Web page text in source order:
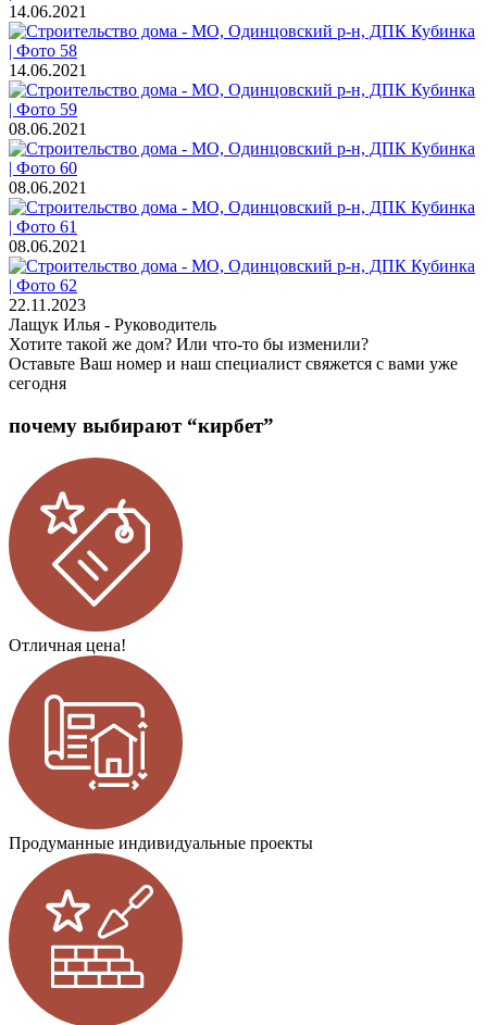
14.06.2021
14.06.2021
08.06.2021
08.06.2021
08.06.2021
22.11.2023
Лащук Илья - Руководитель
Хотите такой же дом? Или что-то бы изменили?
Оставьте Ваш номер и наш специалист свяжется с вами уже
сегодня
почему выбирают “кирбет”
Отличная цена!
Продуманные индивидуальные проекты